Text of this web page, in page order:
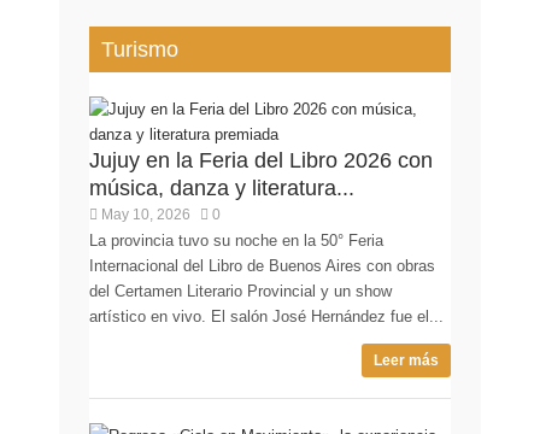
Turismo
Jujuy en la Feria del Libro 2026 con
música, danza y literatura...
May 10, 2026 0
La provincia tuvo su noche en la 50° Feria
Internacional del Libro de Buenos Aires con obras
del Certamen Literario Provincial y un show
artístico en vivo. El salón José Hernández fue el...
Leer más